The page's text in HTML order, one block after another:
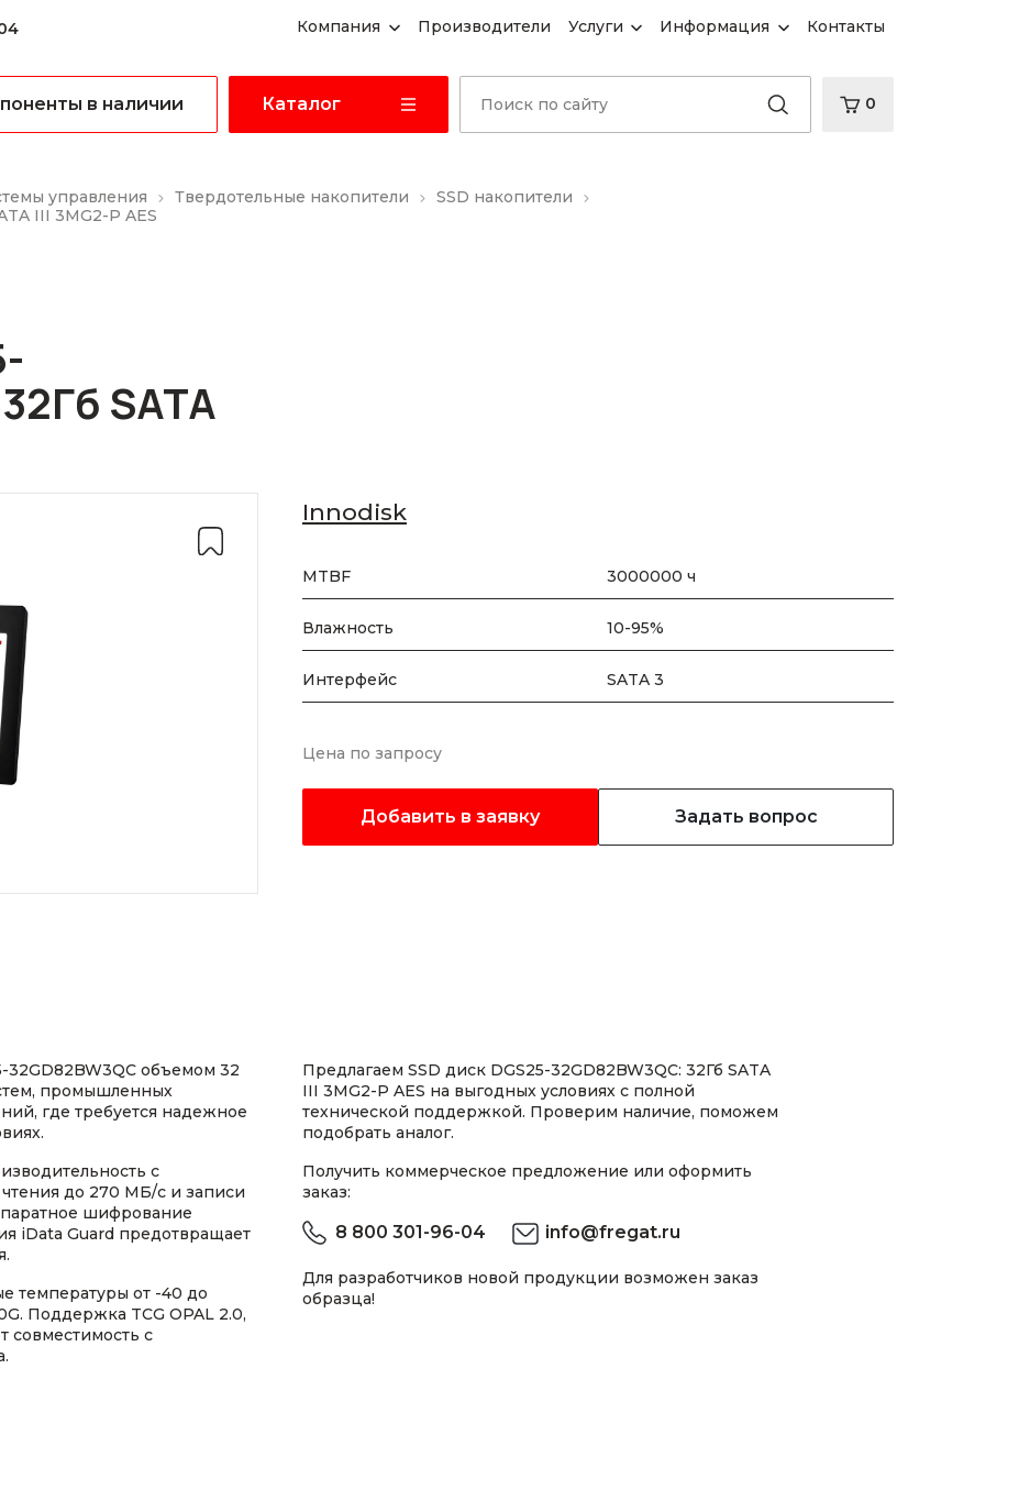
Компания Производители Услуги Информация Контакты
в наличии Каталог 0
управления Твердотельные накопители
SSD накопители
III 3MG2-P AES
SATA
Innodisk
MTBF 3000000 ч
Влажность 10-95%
Интерфейс SATA 3
Цена по запросу
Добавить в заявку Задать вопрос
объемом 32
промышленных
где требуется надежное
с
до 270 МБ/с и записи
шифрование
iData Guard предотвращает
температуры от -40 до
Поддержка TCG OPAL 2.0,
совместимость с
Предлагаем SSD диск DGS25-32GD82BW3QC: 32Гб SATA
III 3MG2-P AES на выгодных условиях с полной
технической поддержкой. Проверим наличие, поможем
подобрать аналог.
Получить коммерческое предложение или оформить
заказ:
8 800 301-96-04 info@fregat.ru
Для разработчиков новой продукции возможен заказ
образца!